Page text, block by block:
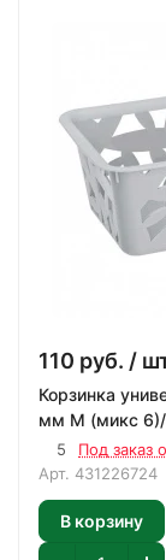
110 руб. /
Корзинка
мм M (микс
5
Под заказ
Арт. 431226724
В корзину